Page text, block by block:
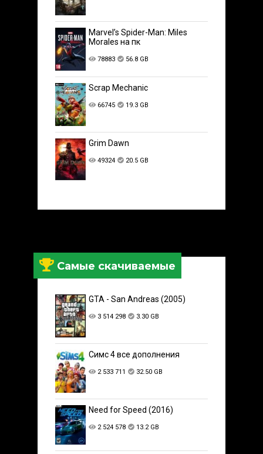
Marvel’s Spider-Man: Miles
Morales на пк
78883 56.8 GB
Scrap Mechanic
66745 19.3 GB
Grim Dawn
49324 20.5 GB
Самые скачиваемые
GTA - San Andreas (2005)
3 514 298 3.30 GB
Симс 4 все дополнения
2 533 711 32.50 GB
Need for Speed (2016)
2 524 578 13.2 GB